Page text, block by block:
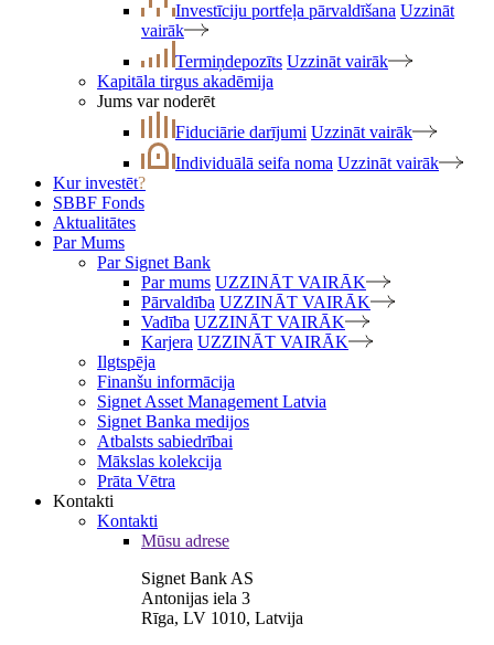
Investīciju portfeļa pārvaldīšana Uzzināt
vairāk
Termiņdepozīts Uzzināt vairāk
Kapitāla tirgus akadēmija
Jums var noderēt
Fiduciārie darījumi Uzzināt vairāk
Individuālā seifa noma Uzzināt vairāk
Kur investēt?
SBBF Fonds
Aktualitātes
Par Mums
Par Signet Bank
Par mums UZZINĀT VAIRĀK
Pārvaldība UZZINĀT VAIRĀK
Vadība UZZINĀT VAIRĀK
Karjera UZZINĀT VAIRĀK
Ilgtspēja
Finanšu informācija
Signet Asset Management Latvia
Signet Banka medijos
Atbalsts sabiedrībai
Mākslas kolekcija
Prāta Vētra
Kontakti
Kontakti
Mūsu adrese
Signet Bank AS
Antonijas iela 3
Rīga, LV 1010, Latvija